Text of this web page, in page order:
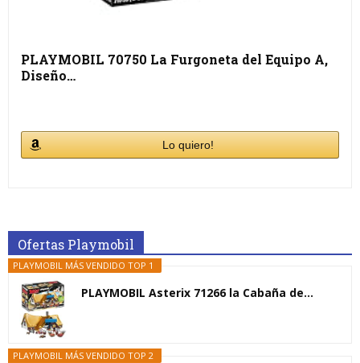
PLAYMOBIL 70750 La Furgoneta del Equipo A,
Diseño…
Lo quiero!
Ofertas Playmobil
PLAYMOBIL MÁS VENDIDO TOP 1
PLAYMOBIL Asterix 71266 la Cabaña de...
PLAYMOBIL MÁS VENDIDO TOP 2